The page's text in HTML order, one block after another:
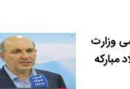
وزارت
مبارکه